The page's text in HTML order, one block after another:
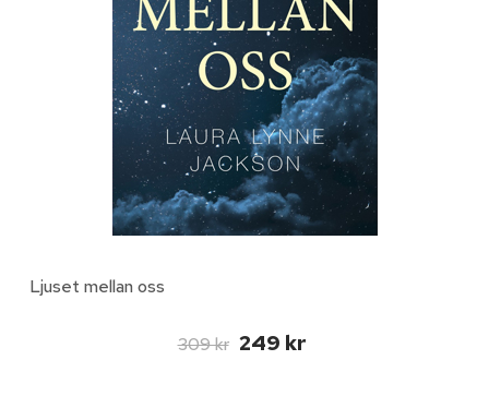
Ljuset mellan oss
309 kr 249 kr